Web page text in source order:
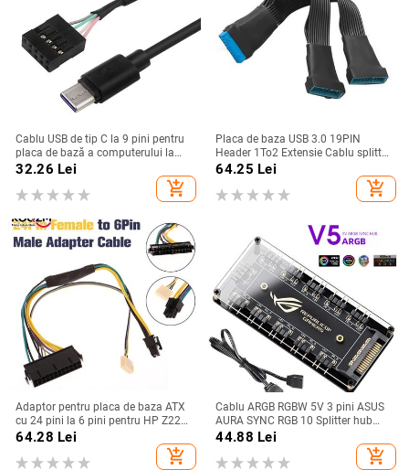
Cablu USB de tip C la 9 pini pentru
placa de bază a computerului la
ecranul secundar USBC, ecranul
32.26 Lei
add_shopping_cart
Placa de baza USB 3.0 19PIN
Header 1To2 Extensie Cablu splitter
19Pin 20Pin Extensie internă
Header Cablu adaptor 15Cm
64.25 Lei
add_shopping_cart
Adaptor pentru placa de baza ATX
cu 24 pini la 6 pini pentru HP Z220
Z230 SFF MT TWR seria 4000 6005
8300 ProDesk 600 G1 EliteDesk 800
64.28 Lei
add_shopping_cart
Cablu ARGB RGBW 5V 3 pini ASUS
AURA SYNC RGB 10 Splitter hub
SATA Adaptor cablu prelungitor de
alimentare LED bandă lumină PC
RGB ventilator Cooler
44.88 Lei
add_shopping_cart